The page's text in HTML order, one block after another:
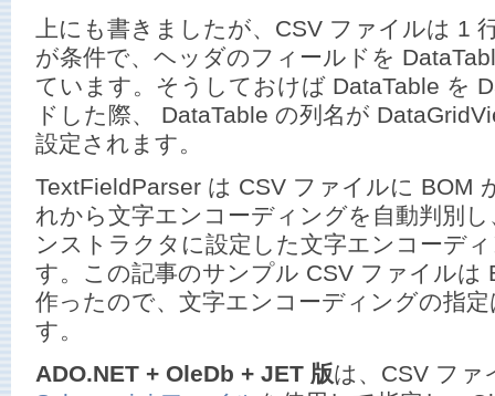
上にも書きましたが、CSV ファイルは 1
が条件で、ヘッダのフィールドを
ています。そうしておけば DataTable を
ドした際、 DataTable の列名が
設定されます。
TextFieldParser は CSV ファイルに BOM
れから文字エンコーディングを自動判別
ンストラクタに設定した文字エンコーデ
す。この記事のサンプル CSV ファイルは
作ったので、文字エンコーディングの指
す。
ADO.NET + OleDb + JET 版は、CSV ファ